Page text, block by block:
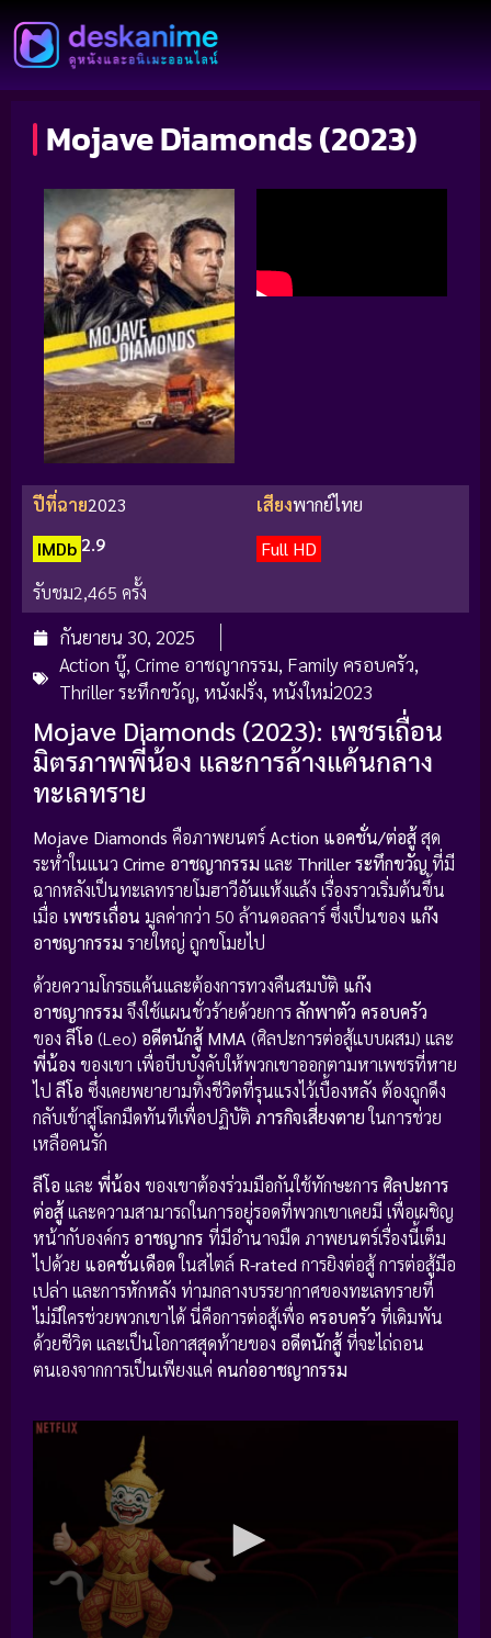
Mojave Diamonds (2023)
ปีที่ฉาย2023 เสียงพากย์ไทย
IMDb 2.9
Full HD
รับชม2,465 ครั้ง
กันยายน 30, 2025
Action บู๊, Crime อาชญากรรม, Family ครอบครัว,
Thriller ระทึกขวัญ, หนังฝรั่ง, หนังใหม่2023
Mojave Diamonds (2023): เพชรเถื่อน
มิตรภาพพี่น้อง และการล้างแค้นกลาง
ทะเลทราย
Mojave Diamonds คือภาพยนตร์Action แอคชั่น/ต่อสู้สุด
ระห่ำในแนว Crime อาชญากรรม และ Thriller ระทึกขวัญ ที่มี
ฉากหลังเป็นทะเลทรายโมฮาวีอันแห้งแล้ง เรื่องราวเริ่มต้นขึ้น
เมื่อ เพชรเถื่อน มูลค่ากว่า 50 ล้านดอลลาร์ ซึ่งเป็นของ แก๊ง
อาชญากรรม รายใหญ่ ถูกขโมยไป
ด้วยความโกรธแค้นและต้องการทวงคืนสมบัติ แก๊ง
อาชญากรรม จึงใช้แผนชั่วร้ายด้วยการลักพาตัว ครอบครัว
ของ ลีโอ (Leo) อดีตนักสู้ MMA (ศิลปะการต่อสู้แบบผสม) และ
พี่น้อง ของเขา เพื่อบีบบังคับให้พวกเขาออกตามหาเพชรที่หาย
ไป ลีโอ ซึ่งเคยพยายามทิ้งชีวิตที่รุนแรงไว้เบื้องหลัง ต้องถูกดึง
กลับเข้าสู่โลกมืดทันทีเพื่อปฏิบัติ ภารกิจเสี่ยงตายในการช่วย
เหลือคนรัก
ลีโอ และ พี่น้อง ของเขาต้องร่วมมือกันใช้ทักษะการศิลปะการ
ต่อสู้และความสามารถในการอยู่รอดที่พวกเขาเคยมี เพื่อเผชิญ
หน้ากับองค์กร อาชญากร ที่มีอำนาจมืด ภาพยนตร์เรื่องนี้เต็ม
ไปด้วย แอคชั่นเดือดในสไตล์ R-rated การยิงต่อสู้ การต่อสู้มือ
เปล่า และการหักหลัง ท่ามกลางบรรยากาศของทะเลทรายที่
ไม่มีใครช่วยพวกเขาได้ นี่คือการต่อสู้เพื่อ ครอบครัว ที่เดิมพัน
ด้วยชีวิต และเป็นโอกาสสุดท้ายของ อดีตนักสู้ที่จะไถ่ถอน
ตนเองจากการเป็นเพียงแค่ คนก่ออาชญากรรม